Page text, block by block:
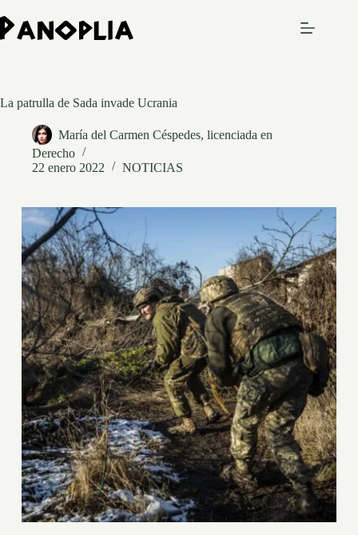
al
contenido
La patrulla de Sada invade Ucrania
María del Carmen Céspedes, licenciada en
Derecho
22 enero 2022
NOTICIAS